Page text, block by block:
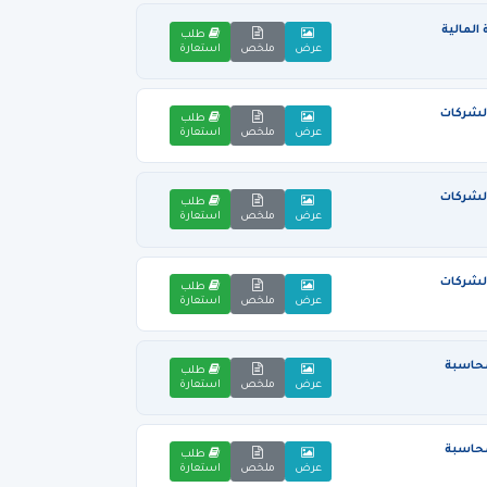
عرض ملخص
طلب
استعارة
عرض ملخص
طلب
استعارة
عرض ملخص
طلب
استعارة
عرض ملخص
طلب
استعارة
عرض ملخص
طلب
استعارة
عرض ملخص
طلب
استعارة